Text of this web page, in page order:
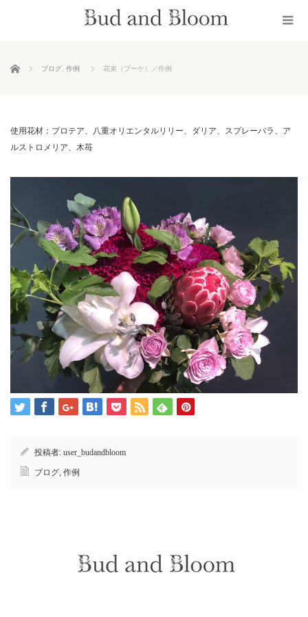
ホーム ブログ 作例 花束（ブーケ）／作例
使用花材：プロテア、八重オリエンタルリリー、ダリア、スプレーバラ、ア
ルストロメリア、木苺
投稿者: user_budandbloom
ブログ 作例